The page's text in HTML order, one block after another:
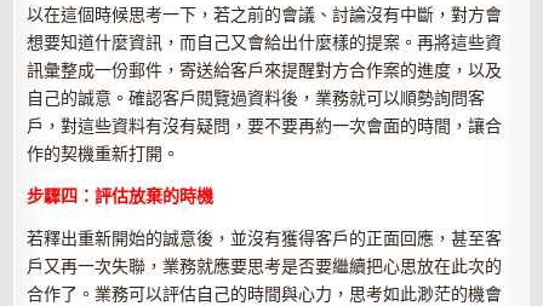
以在這個時候思考一下，若之前的會議、討論沒有中斷，對方會
想要知道什麼資訊，而自己又會給出什麼樣的提案。再將這些資
訊彙整成一份郵件，寄送給客戶來提醒對方合作案的進度，以及
自己的誠意。確認客戶閱覽過資料後，業務就可以順勢詢問客
戶，對這些資料有沒有疑問，要不要再約一次會面的時間，讓合
作的契機重新打開。
步驟四：評估放棄的時機
若釋出重新開始的誠意後，並沒有獲得客戶的正面回應，甚至客
戶又再一次失聯，業務就應要思考是否要繼續把心思放在此次的
合作了。業務可以評估自己的時間與心力，思考如此渺茫的機會